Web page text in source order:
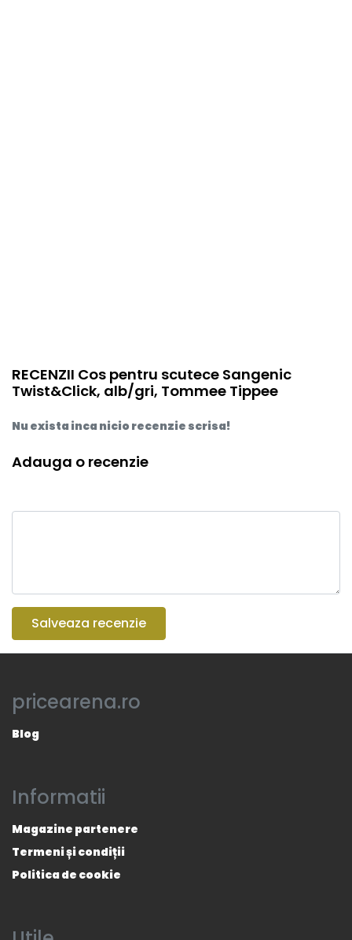
RECENZII Cos pentru scutece Sangenic
Twist&Click, alb/gri, Tommee Tippee
Nu exista inca nicio recenzie scrisa!
Adauga o recenzie
Salveaza recenzie
pricearena.ro
Blog
Informatii
Magazine partenere
Termeni și condiții
Politica de cookie